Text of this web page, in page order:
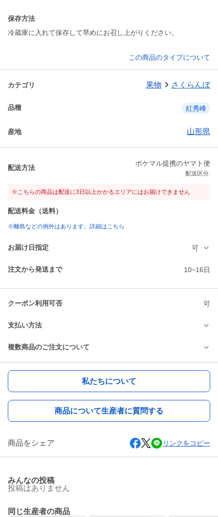
保存方法
冷蔵庫に入れて保存して早めにお召し上がりください。
この商品のタイプについて
カテゴリ 果物 さくらんぼ
品種 紅秀峰
産地 山形県
配送方法
ポケマル提携のヤマト便
配送区分:
※こちらの商品は配送に3日以上かかるエリアにはお届けできません
配送料金（送料）
※離島などの例外はあります。詳細はこちら
お届け日指定 可
注文から発送まで 10~16日
クーポン利用可否 可
支払い方法
複数商品のご注文について
私たちについて
商品について生産者に質問する
商品をシェア リンクをコピー
みんなの投稿
投稿はありません
同じ生産者の商品